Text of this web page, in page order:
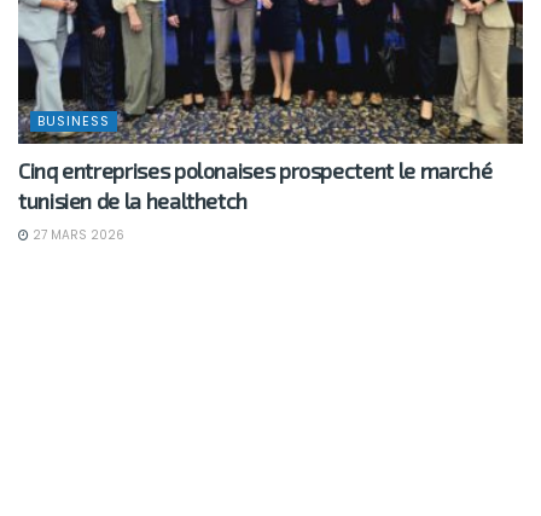
BUSINESS
Cinq entreprises polonaises prospectent le marché
tunisien de la healthetch
27 MARS 2026